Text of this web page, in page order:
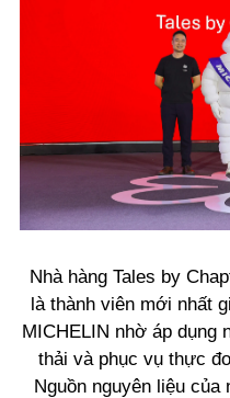
Nhà hàng Tales by
là thành viên mới nhất
MICHELIN nhờ áp dụng
thải và phục vụ thực
Nguồn nguyên liệu